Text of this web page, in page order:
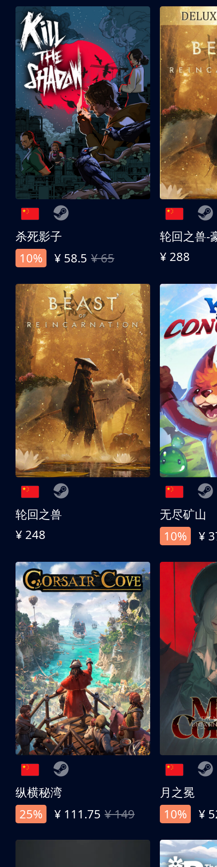
杀死影子
10%
¥ 58.5 ¥ 65
轮回之兽-
¥ 288
轮回之兽
¥ 248
无尽矿山
10%
¥
纵横秘湾
25%
¥ 111.75 ¥ 149
月之冕
10%
¥